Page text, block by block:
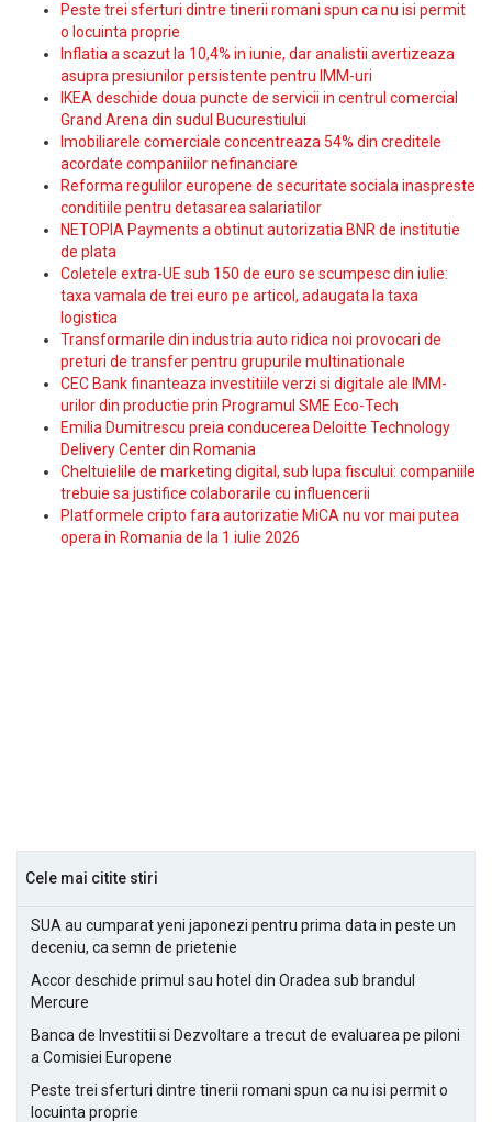
Peste trei sferturi dintre tinerii romani spun ca nu isi permit
o locuinta proprie
Inflatia a scazut la 10,4% in iunie, dar analistii avertizeaza
asupra presiunilor persistente pentru IMM-uri
IKEA deschide doua puncte de servicii in centrul comercial
Grand Arena din sudul Bucurestiului
Imobiliarele comerciale concentreaza 54% din creditele
acordate companiilor nefinanciare
Reforma regulilor europene de securitate sociala inaspreste
conditiile pentru detasarea salariatilor
NETOPIA Payments a obtinut autorizatia BNR de institutie
de plata
Coletele extra-UE sub 150 de euro se scumpesc din iulie:
taxa vamala de trei euro pe articol, adaugata la taxa
logistica
Transformarile din industria auto ridica noi provocari de
preturi de transfer pentru grupurile multinationale
CEC Bank finanteaza investitiile verzi si digitale ale IMM-
urilor din productie prin Programul SME Eco-Tech
Emilia Dumitrescu preia conducerea Deloitte Technology
Delivery Center din Romania
Cheltuielile de marketing digital, sub lupa fiscului: companiile
trebuie sa justifice colaborarile cu influencerii
Platformele cripto fara autorizatie MiCA nu vor mai putea
opera in Romania de la 1 iulie 2026
Cele mai citite stiri
SUA au cumparat yeni japonezi pentru prima data in peste un
deceniu, ca semn de prietenie
Accor deschide primul sau hotel din Oradea sub brandul
Mercure
Banca de Investitii si Dezvoltare a trecut de evaluarea pe piloni
a Comisiei Europene
Peste trei sferturi dintre tinerii romani spun ca nu isi permit o
locuinta proprie